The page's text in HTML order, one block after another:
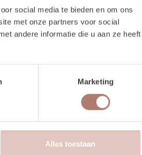
social media te bieden en om ons
met onze partners voor social
andere informatie die u aan ze heeft
Marketing
Alles toestaan
op elkaar zijn afgestemd. De
krijgt de loper een speelse
gangpad of een stijlvolle
de ruimte en voegt warmte toe